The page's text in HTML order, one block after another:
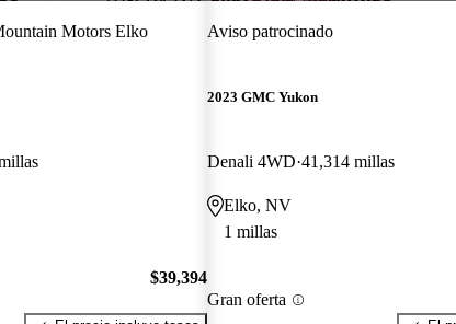
Motors Elko
$39,394
Aviso patrocinado
2023 GMC Yukon
Denali 4WD 41,314 millas
Elko, NV
1 millas
Gran oferta